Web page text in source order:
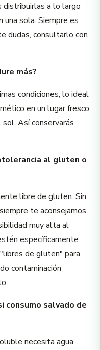
distribuirlas a lo largo
una sola. Siempre es
dudas, consultarlo con
más?
condiciones, lo ideal
en un lugar fresco
Así conservarás
al gluten o
libre de gluten. Sin
te aconsejamos
muy alta al
específicamente
de gluten" para
contaminación
consumo salvado de
necesita agua